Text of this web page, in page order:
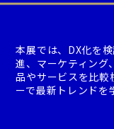
本展では、DX化を
進、マーケティング
品やサービスを比較
ーで最新トレンドを